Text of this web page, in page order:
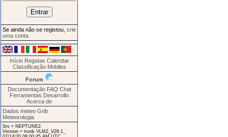
Se ainda não se registou, crie
uma conta
Início Regatas Calendar
Classificação Mobiles
Forum
Documentação FAQ Chat
Ferramentas Desarrollo
Acerca de
Dados meteo Grib
Meteorologia
Srv = NEPTUNE2.
Version = trunk VLM2_V28.1_